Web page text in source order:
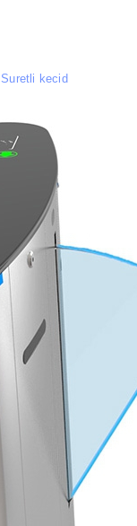
Suretli kecid